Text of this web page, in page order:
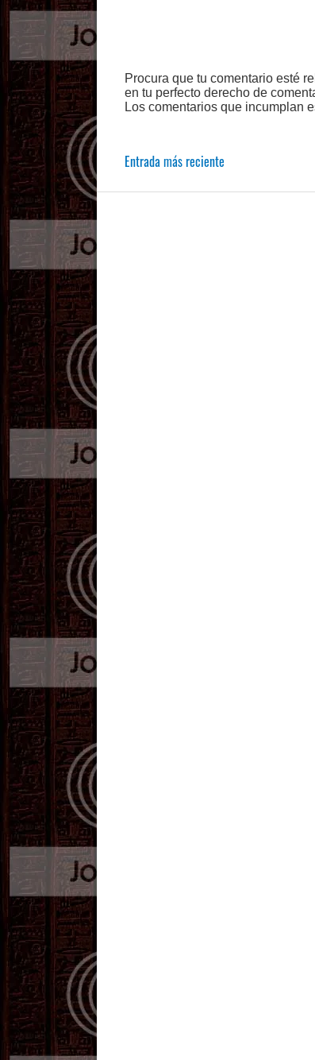
Procura que tu comentario esté
en tu perfecto derecho de
Los comentarios que incumplan
Entrada más reciente